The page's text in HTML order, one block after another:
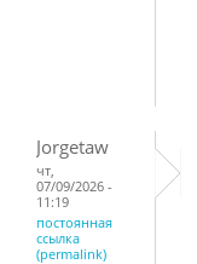
Jorgetaw
чт,
07/09/2026 -
11:19
постоянная
ссылка
(permalink)